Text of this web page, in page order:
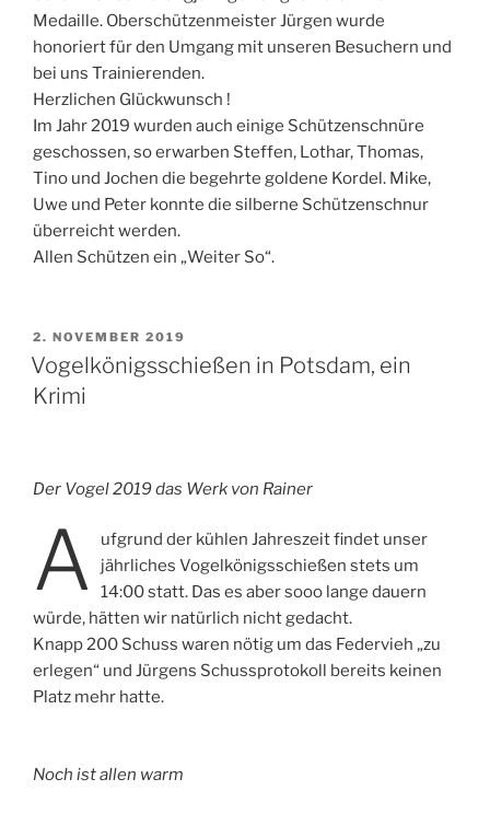
Medaille. Oberschützenmeister Jürgen wurde
honoriert für den Umgang mit unseren Besuchern und
bei uns Trainierenden.
Herzlichen Glückwunsch !
Im Jahr 2019 wurden auch einige Schützenschnüre
geschossen, so erwarben Steffen, Lothar, Thomas,
Tino und Jochen die begehrte goldene Kordel. Mike,
Uwe und Peter konnte die silberne Schützenschnur
überreicht werden.
Allen Schützen ein „Weiter So“.
VERÖFFENTLICHT
AM
2. NOVEMBER 2019
Vogelkönigsschießen in Potsdam, ein
Krimi
Der Vogel 2019 das Werk von Rainer
A
ufgrund der kühlen Jahreszeit findet unser
jährliches Vogelkönigsschießen stets um
14:00 statt. Das es aber sooo lange dauern
würde, hätten wir natürlich nicht gedacht.
Knapp 200 Schuss waren nötig um das Federvieh „zu
erlegen“ und Jürgens Schussprotokoll bereits keinen
Platz mehr hatte.
Noch ist allen warm